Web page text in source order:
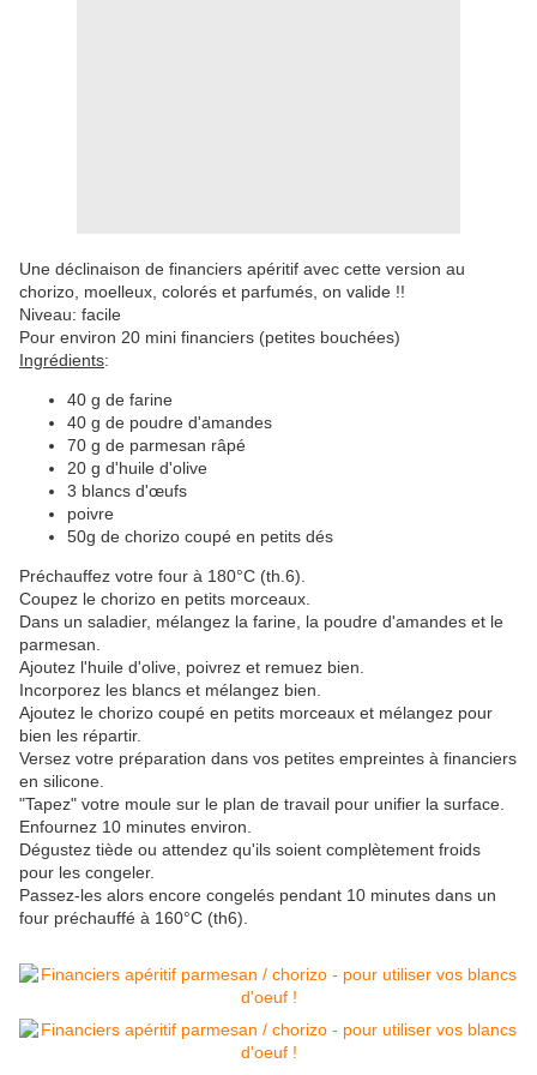
Une déclinaison de financiers apéritif avec cette version au
chorizo, moelleux, colorés et parfumés, on valide !!
Niveau: facile
Pour environ 20 mini financiers (petites bouchées)
Ingrédients:
40 g de farine
40 g de poudre d'amandes
70 g de parmesan râpé
20 g d'huile d'olive
3 blancs d'œufs
poivre
50g de chorizo coupé en petits dés
Préchauffez votre four à 180°C (th.6).
Coupez le chorizo en petits morceaux.
Dans un saladier, mélangez la farine, la poudre d'amandes et le
parmesan.
Ajoutez l'huile d'olive, poivrez et remuez bien.
Incorporez les blancs et mélangez bien.
Ajoutez le chorizo coupé en petits morceaux et mélangez pour
bien les répartir.
Versez votre préparation dans vos petites empreintes à financiers
en silicone.
"Tapez" votre moule sur le plan de travail pour unifier la surface.
Enfournez 10 minutes environ.
Dégustez tiède ou attendez qu'ils soient complètement froids
pour les congeler.
Passez-les alors encore congelés pendant 10 minutes dans un
four préchauffé à 160°C (th6).